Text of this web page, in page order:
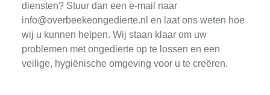
diensten? Stuur dan een e-mail naar
info@overbeekeongedierte.nl en laat ons weten hoe
wij u kunnen helpen. Wij staan klaar om uw
problemen met ongedierte op te lossen en een
veilige, hygiënische omgeving voor u te creëren.